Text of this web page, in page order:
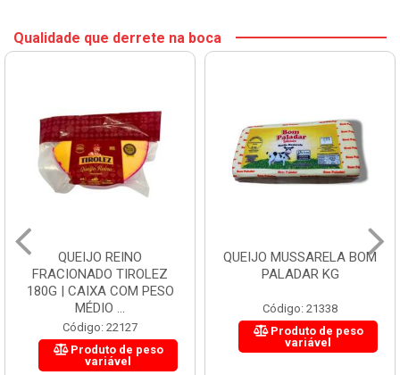
Qualidade que derrete na boca
QUEIJO REINO
FRACIONADO TIROLEZ
180G | CAIXA COM PESO
MÉDIO ...
Código: 22127
Produto de peso
variável
QUEIJO MUSSARELA BOM
PALADAR KG
Código: 21338
Produto de peso
variável